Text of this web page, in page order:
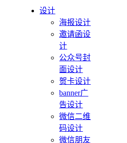
设计
海报设计
邀请函设
计
公众号封
面设计
贺卡设计
banner广
告设计
微信二维
码设计
微信朋友